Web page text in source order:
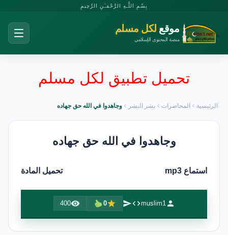
بِسْمِ اللَّـهِ الرَّحْمَـٰنِ الرَّحِيمِ
موقع لكل مسلم
منصة المحتوى الإسلامي
تحميل تطبيق لكل مسلم
الرئيسية المحاضرات بشر البشر وجاهدوا في الله حق جهاده
وجاهدوا في الله حق جهاده
استماع mp3 تحميل المادة
muslim1
0
400